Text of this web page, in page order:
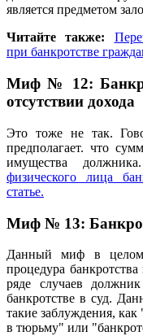
является предметом
Читайте также:
при банкротстве
Миф № 12:
отсутствии дохода
Это тоже не так.
предполагает. что
имущества
физического лица
статье.
Миф № 13:
Данный миф в целом
процедура
ряде случаев
банкротстве в суд.
такие заблуждения,
в тюрьму" или